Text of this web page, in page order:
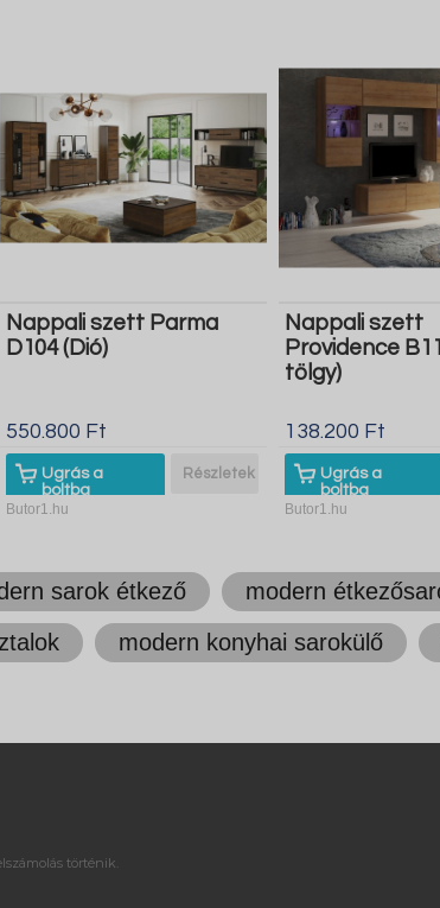
Nappali szett Parma
D104 (Dió)
550.800 Ft
Ugrás a
boltba
Részletek
Butor1.hu
Nappali szett
Providence
tölgy)
138.200 Ft
Ugrás a
boltba
Butor1.hu
sarok étkező modern
modern konyhai sarokülő
történik.